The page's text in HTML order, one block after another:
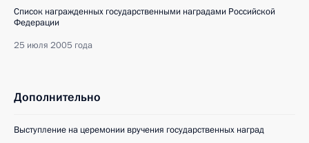
Список награжденных государственными наградами Российской
Федерации
25 июля 2005 года
Дополнительно
Выступление на церемонии вручения государственных наград